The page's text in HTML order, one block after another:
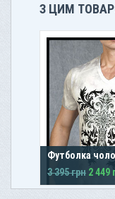
З ЦИМ
Футболка
3 395 грн 2 449